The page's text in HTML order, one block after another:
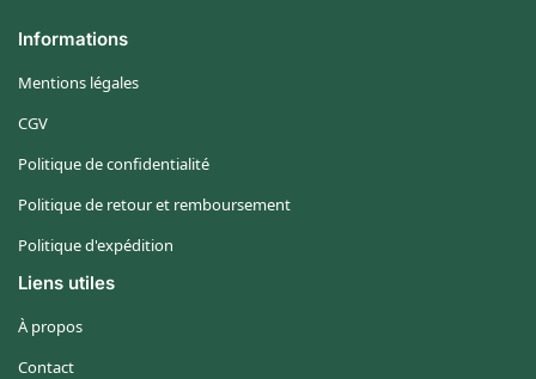
Informations
Mentions légales
CGV
Politique de confidentialité
Politique de retour et remboursement
Politique d'expédition
Liens utiles
À propos
Contact